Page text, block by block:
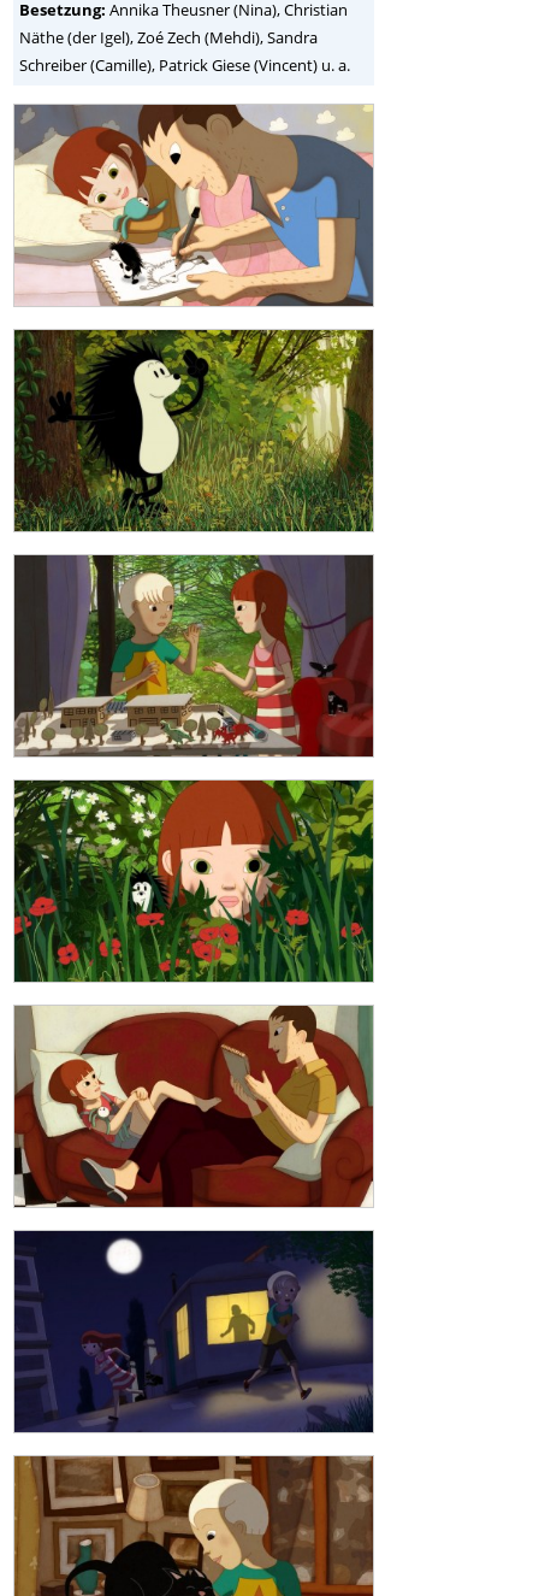
Besetzung: Annika Theusner (Nina), Christian
Näthe (der Igel), Zoé Zech (Mehdi), Sandra
Schreiber (Camille), Patrick Giese (Vincent) u. a.